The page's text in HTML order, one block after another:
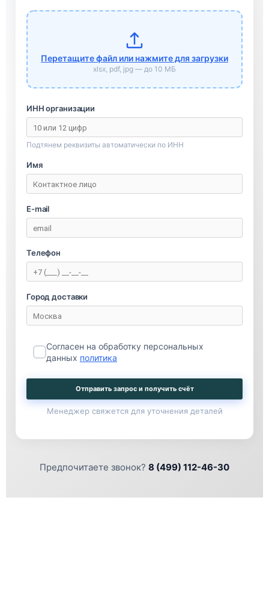
Перетащите файл или нажмите для загрузки
xlsx, pdf, jpg — до 10 МБ
ИНН организации
Подтянем реквизиты автоматически по ИНН
Имя
E-mail
Телефон
Город доставки
Согласен на обработку персональных
данных политика
Отправить запрос и получить счёт
Менеджер свяжется для уточнения деталей
Предпочитаете звонок? 8 (499) 112-46-30